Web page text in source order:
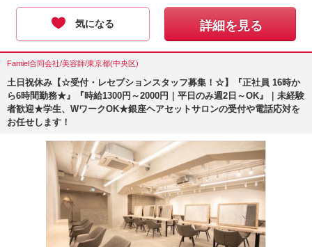
気になる 詳細を見る
Famiel合同会社/美容師/東京都(中央区)
土日祝休み【☆受付・レセプションスタッフ募集！☆】『正社員 16時か
ら6時間勤務★』『時給1300円～2000円｜平日のみ週2日～OK』｜未経験
者歓迎★学生、WワークOK★銀座ヘアセットサロンの受付や電話応対を
お任せします！